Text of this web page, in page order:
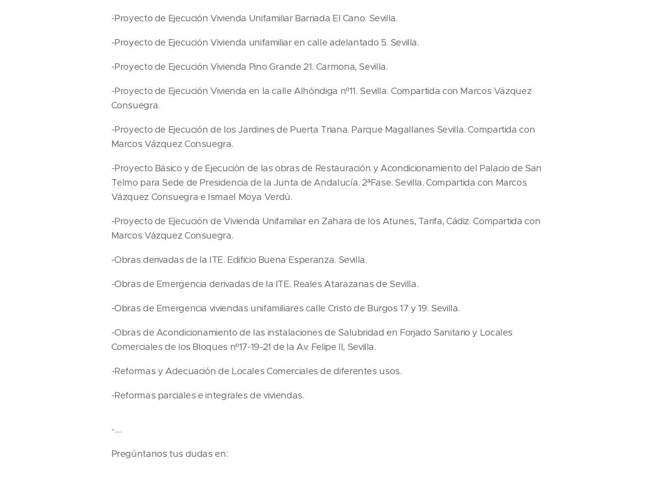
-Proyecto de Ejecución Vivienda Unifamiliar Barriada El Cano. Sevilla.
-Proyecto de Ejecución Vivienda unifamiliar en calle adelantado 5. Sevilla.
-Proyecto de Ejecución Vivienda Pino Grande 21. Carmona, Sevilla.
-Proyecto de Ejecución Vivienda en la calle Alhóndiga nº11. Sevilla. Compartida con Marcos Vázquez
Consuegra.
-Proyecto de Ejecución de los Jardines de Puerta Triana. Parque Magallanes Sevilla. Compartida con
Marcos Vázquez Consuegra.
-Proyecto Básico y de Ejecución de las obras de Restauración y Acondicionamiento del Palacio de San
Telmo para Sede de Presidencia de la Junta de Andalucía. 2ªFase. Sevilla. Compartida con Marcos
Vázquez Consuegra e Ismael Moya Verdú.
-Proyecto de Ejecución de Vivienda Unifamiliar en Zahara de los Atunes, Tarifa, Cádiz. Compartida con
Marcos Vázquez Consuegra.
-Obras derivadas de la ITE. Edificio Buena Esperanza. Sevilla.
-Obras de Emergencia derivadas de la ITE. Reales Atarazanas de Sevilla.
-Obras de Emergencia viviendas unifamiliares calle Cristo de Burgos 17 y 19. Sevilla.
-Obras de Acondicionamiento de las instalaciones de Salubridad en Forjado Sanitario y Locales
Comerciales de los Bloques nº17-19-21 de la Av. Felipe II, Sevilla.
-Reformas y Adecuación de Locales Comerciales de diferentes usos.
-Reformas parciales e integrales de viviendas.
-....
Pregúntanos tus dudas en: